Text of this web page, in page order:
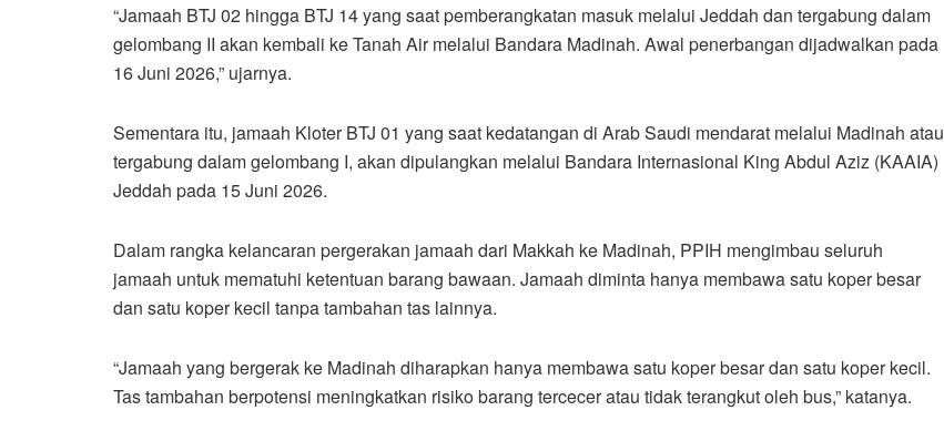
“Jamaah BTJ 02 hingga BTJ 14 yang saat pemberangkatan masuk melalui Jeddah dan tergabung dalam
gelombang II akan kembali ke Tanah Air melalui Bandara Madinah. Awal penerbangan dijadwalkan pada
16 Juni 2026,” ujarnya.
Sementara itu, jamaah Kloter BTJ 01 yang saat kedatangan di Arab Saudi mendarat melalui Madinah atau
tergabung dalam gelombang I, akan dipulangkan melalui Bandara Internasional King Abdul Aziz (KAAIA)
Jeddah pada 15 Juni 2026.
Dalam rangka kelancaran pergerakan jamaah dari Makkah ke Madinah, PPIH mengimbau seluruh
jamaah untuk mematuhi ketentuan barang bawaan. Jamaah diminta hanya membawa satu koper besar
dan satu koper kecil tanpa tambahan tas lainnya.
“Jamaah yang bergerak ke Madinah diharapkan hanya membawa satu koper besar dan satu koper kecil.
Tas tambahan berpotensi meningkatkan risiko barang tercecer atau tidak terangkut oleh bus,” katanya.